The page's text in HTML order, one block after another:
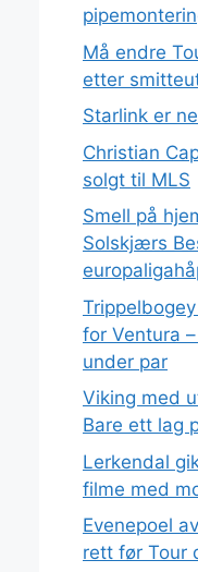
Må endre
etter
Starlink er
Christian
solgt til MLS
Smell på
Solskjærs
for Ventura
under par
Viking med
Bare ett lag
Lerkendal
filme med
Evenepoel
rett før Tour